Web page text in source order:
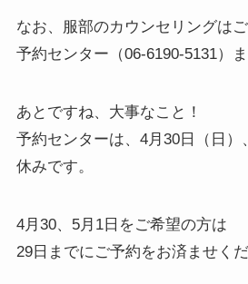
なお、服部のカウンセリングはご
予約センター（06-6190-5131）
あとですね、大事なこと！
予約センターは、4月30日（日）
休みです。
4月30、5月1日をご希望の方は
29日までにご予約をお済ませくだ